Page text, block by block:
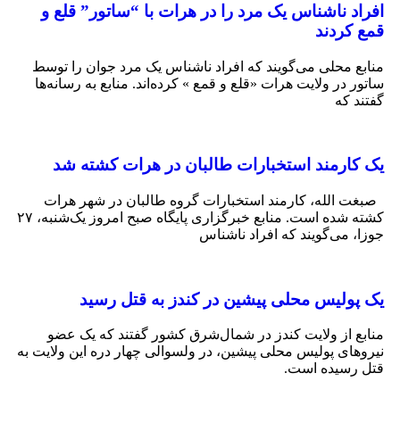
ناشناس یک مرد را در هرات با “ساتور” قلع و
کردند
محلی می‌گویند که افراد ناشناس یک مرد جوان را توسط
در ولایت هرات «قلع و قمع » کرده‌اند. منابع به رسانه‌ها
که
استخبارات طالبان در هرات کشته شد
الله، کارمند استخبارات گروه طالبان در شهر هرات
کشته شده است. منابع خبرگزاری پایگاه صبح امروز یک‌شنبه، ۲۷
می‌گویند که افراد ناشناس
محلی پیشین در کندز به قتل رسید
از ولایت کندز در شمال‌شرق کشور گفتند که یک عضو
پولیس محلی پیشین، در ولسوالی چهار دره این ولایت به
رسیده است.